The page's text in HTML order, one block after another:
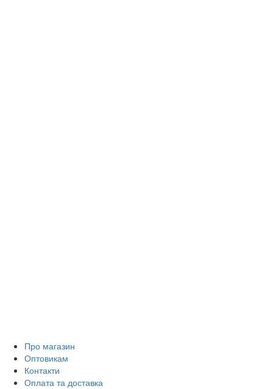
Про магазин
Оптовикам
Контакти
Оплата та доставка